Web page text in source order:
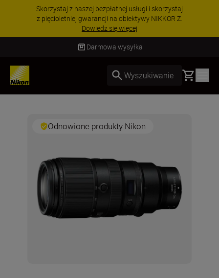
Skorzystaj z naszej bezpłatnej usługi i skorzystaj
z pięcioletniej gwarancji na obiektywy NIKKOR Z.
Dowiedz się więcej
Darmowa wysyłka
Wyszukiwanie Basket
Odnowione produkty Nikon